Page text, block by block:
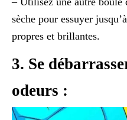
sèche pour essuyer
propres et brillantes.
3. Se
odeurs :